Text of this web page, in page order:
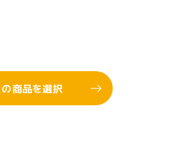
の商品を選択